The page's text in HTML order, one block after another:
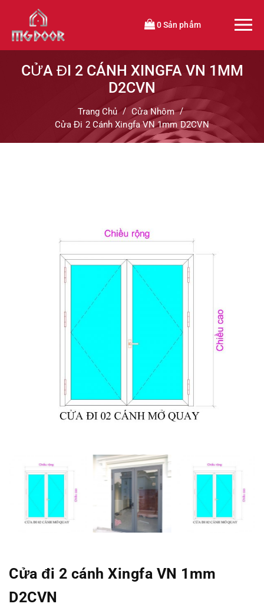
0 Sản phẩm
CỬA ĐI 2 CÁNH XINGFA VN 1MM
D2CVN
Trang Chủ
Cửa Nhôm
Cửa Đi 2 Cánh Xingfa VN 1mm D2CVN
Cửa đi 2 cánh Xingfa VN 1mm
D2CVN